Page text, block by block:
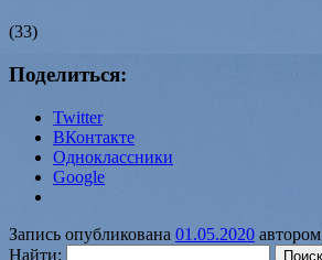
(33)
Поделиться:
Twitter
ВКонтакте
Одноклассники
Google
Запись опубликована 01.05.2020 автором
Найти: